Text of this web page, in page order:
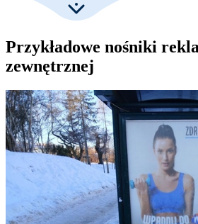
Przykładowe nośniki
zewnętrznej